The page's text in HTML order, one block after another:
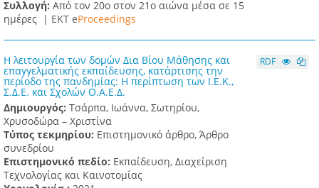
Συλλογή: Από τον 20ο στον 21ο αιώνα μέσα σε 15
ημέρες | ΕΚΤ eProceedings
Η λειτουργία των δομών Δια Βίου Μάθησης και
επαγγελματικής εκπαίδευσης, κατάρτισης την
περίοδο της πανδημίας: Η περίπτωση των Ι.Ε.Κ.,
Σ.Δ.Ε. και Σχολών Ο.Α.Ε.Δ.
Δημιουργός: Τσάρπα, Ιωάννα, Σωτηρίου,
Χρυσοδώρα – Χριστίνα
Τύπος τεκμηρίου: Επιστημονικό άρθρο, Άρθρο
συνεδρίου
Επιστημονικό πεδίο: Εκπαίδευση, Διαχείριση
Τεχνολογίας και Καινοτομίας
RDF